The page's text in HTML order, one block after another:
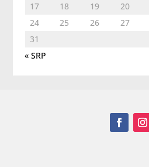
17
18 19 20
24
25 26 27
31
« SRP